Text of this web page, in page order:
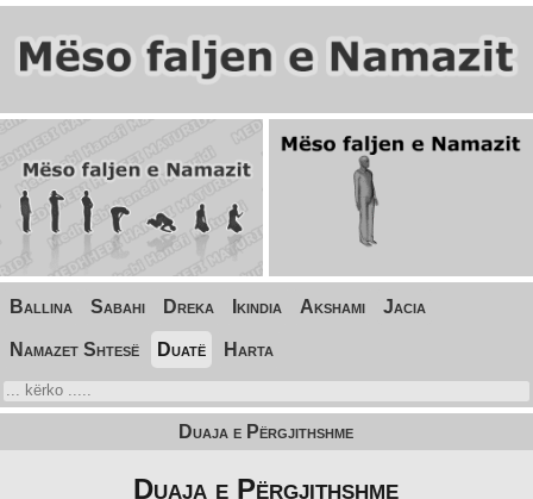
Ballina Sabahi Dreka Ikindia Akshami Jacia
Namazet Shtesë Duatë Harta
Duaja e Përgjithshme
Duaja e Përgjithshme